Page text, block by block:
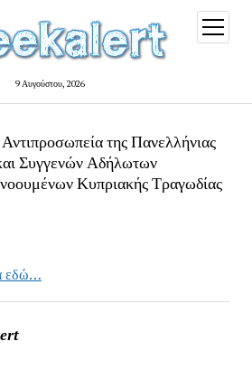
9 Αυγούστου, 2026
open
menu
της Πανελλήνιας
Συγγενών Αδήλωτων
Κυπριακής Τραγωδίας
εδώ…